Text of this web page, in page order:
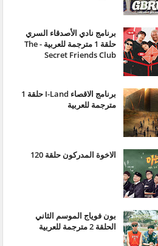
برنامج نادي الأصدقاء السري
حلقة 1 مترجمة للعربية - The
Secret Friends Club
برنامج الاقصاء I-Land حلقة 1
مترجمة للعربية
الاخوة المدركون حلقة 120
بون فوياج الموسم الثاني
الحلقة 2 مترجمة للعربية